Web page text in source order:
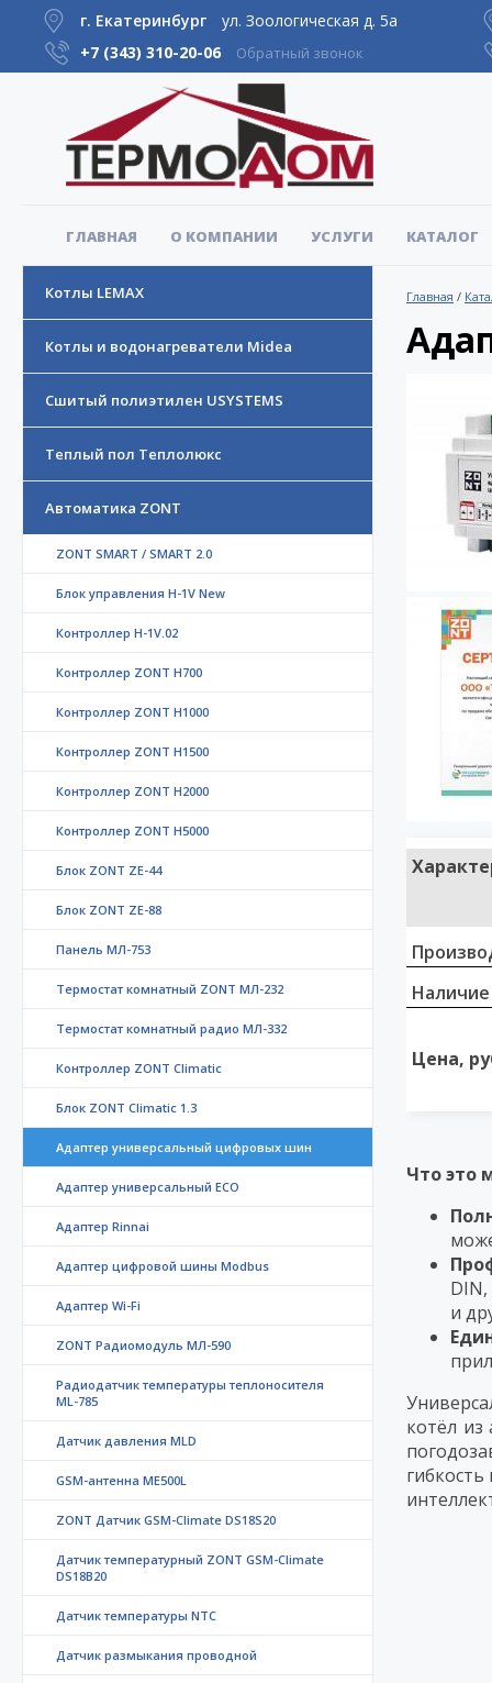
г. Екатеринбург
ул. Зоологическая д. 5а
+7 (343) 310-20-06 Обратный звонок
ГЛАВНАЯ О КОМПАНИИ УСЛУГИ КАТАЛОГ
Котлы LEMAX
Котлы и водонагреватели Midea
Сшитый полиэтилен USYSTEMS
Теплый пол Теплолюкс
Автоматика ZONT
ZONT SMART / SMART 2.0
Блок управления H-1V New
Контроллер H-1V.02
Контроллер ZONT H700
Контроллер ZONT H1000
Контроллер ZONT H1500
Контроллер ZONT H2000
Контроллер ZONT H5000
Блок ZONT ZE-44
Блок ZONT ZE-88
Панель МЛ-753
Термостат комнатный ZONT МЛ-232
Термостат комнатный радио МЛ-332
Контроллер ZONT Climatic
Блок ZONT Climatic 1.3
Адаптер универсальный цифровых шин
Адаптер универсальный ECO
Адаптер Rinnai
Адаптер цифровой шины Modbus
Адаптер Wi-Fi
ZONT Радиомодуль МЛ-590
Радиодатчик температуры теплоносителя
ML-785
Датчик давления MLD
GSM-антенна ME500L
ZONT Датчик GSM-Climate DS18S20
Датчик температурный ZONT GSM-Climate
DS18B20
Датчик температуры NTC
Датчик размыкания проводной
Главная /
Наличие
Цена,
Что это
и
котёл